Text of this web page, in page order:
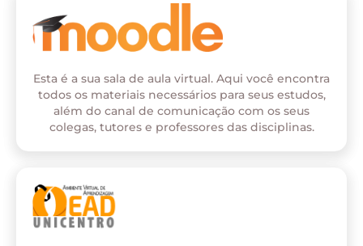
Esta é a sua sala de aula virtual. Aqui você encontra
todos os materiais necessários para seus estudos,
além do canal de comunicação com os seus
colegas, tutores e professores das disciplinas.